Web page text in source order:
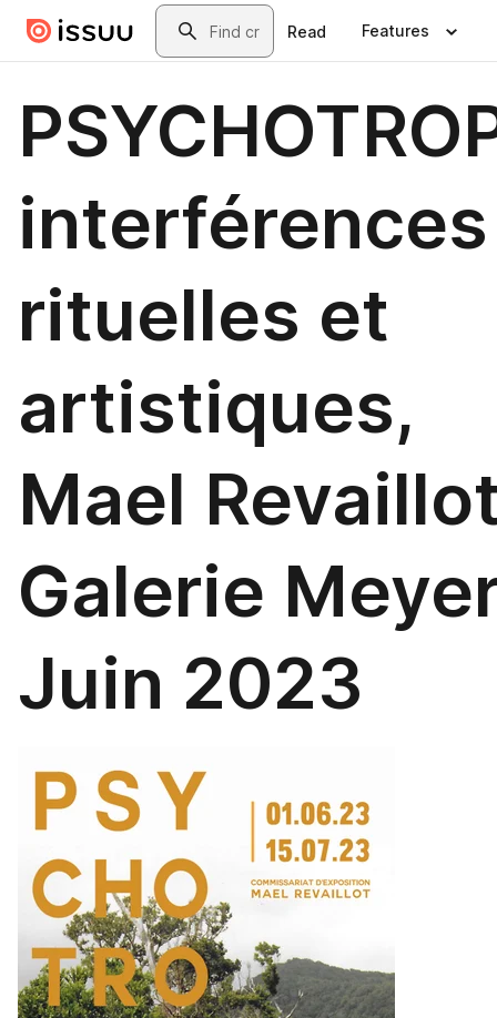
Skip to main contentSearch
Read Features
interférences
rituelles et
artistiques,
Mael
Galerie
Juin 2023